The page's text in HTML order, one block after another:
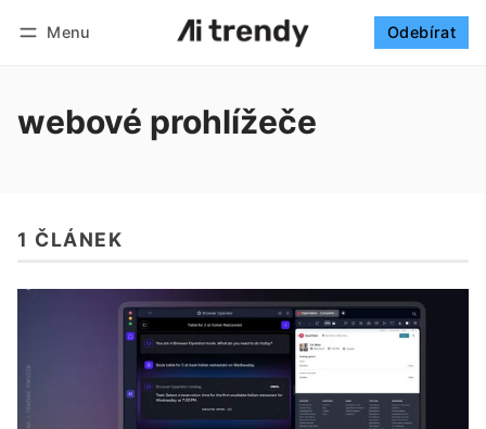
Menu Odebírat
webové prohlížeče
1 ČLÁNEK